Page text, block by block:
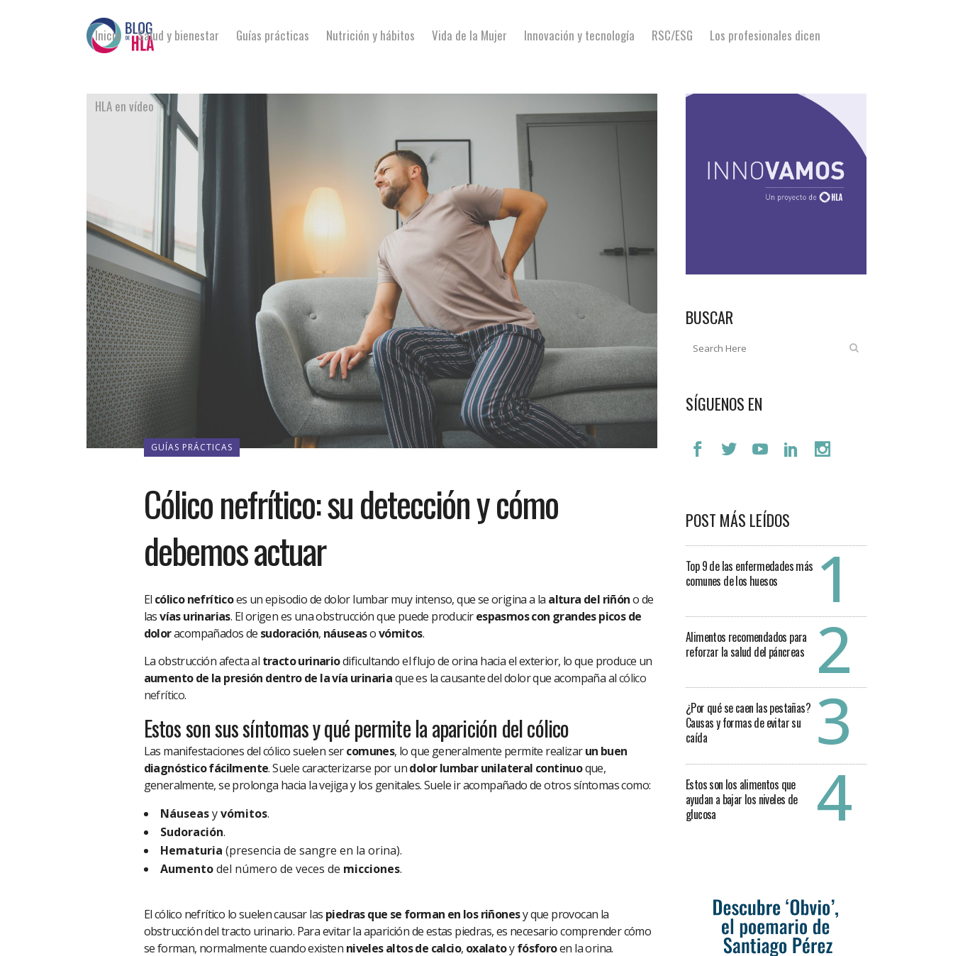
Inicio Salud y bienestar Guías prácticas Nutrición y hábitos Vida de la Mujer Innovación y tecnología RSC/ESG Los profesionales dicen
HLA en vídeo
GUÍAS PRÁCTICAS
Cólico nefrítico: su detección y cómo
debemos actuar
El cólico nefríticoes un episodio de dolor lumbar muy intenso, que se origina a la altura del riñóno de
lasvías urinarias. El origen es una obstrucción que puede producirespasmos con grandes picos de
doloracompañados de sudoración, náuseasovómitos.
La obstrucción afecta al tracto urinariodificultando el flujo de orina hacia el exterior, lo que produce un
aumento de la presión dentro de la vía urinariaque es la causante del dolor que acompaña alcólico
nefrítico.
Estos son sus síntomas y qué permite la aparición del cólico
Las manifestaciones del cólico suelen sercomunes, lo que generalmente permite realizarun buen
diagnóstico fácilmente. Suele caracterizarse por undolor lumbar unilateral continuoque,
generalmente, se prolonga hacia la vejiga y los genitales. Suele ir acompañado de otros síntomas como:
Náuseasyvómitos.
Sudoración.
Hematuria (presencia de sangre en la orina).
Aumentodel número de veces de micciones.
El cólico nefrítico lo suelen causar las piedras que se forman en los riñonesy que provocan la
obstrucción del tracto urinario. Para evitar la aparición de estas piedras, es necesario comprender cómo
se forman, normalmente cuando existen niveles altos de calcio, oxalatoyfósforoen la orina.
BUSCAR
SÍGUENOS EN
POST MÁS LEÍDOS
Top 9 de las enfermedades más
comunes de los huesos
Alimentos recomendados para
reforzar la salud del páncreas
¿Por qué se caen las pestañas?
Causas y formas de evitar su
caída
Estos son los alimentos que
ayudan a bajar los niveles de
glucosa